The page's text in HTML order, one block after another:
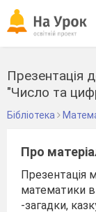
Презентація
"Число та
Бібліотека
Про
Презентація
математики в
-загадки,